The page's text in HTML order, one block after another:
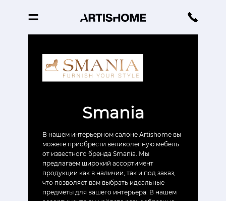
Smania
В нашем интерьерном салоне Artishome вы
можете приобрести великолепную мебель
от известного бренда Smania. Мы
предлагаем широкий ассортимент
продукции как в наличии, так и под заказ,
что позволяет вам выбрать идеальные
предметы для вашего интерьера. В нашем